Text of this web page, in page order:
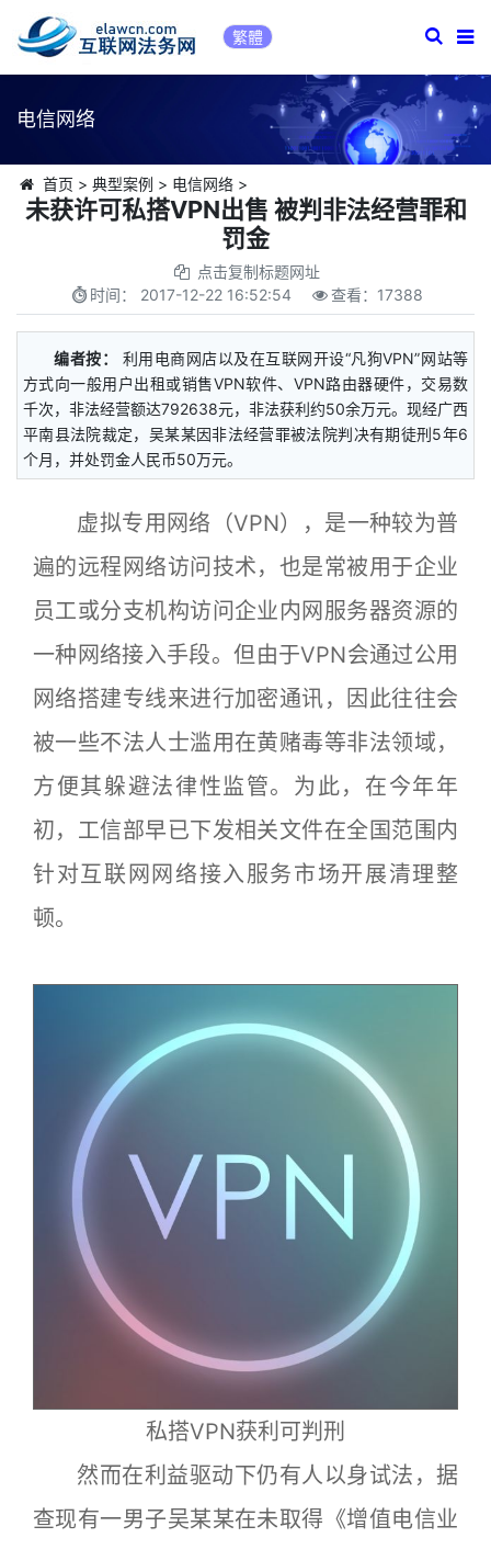
繁體
电信网络
首页 > 典型案例 > 电信网络>
未获许可私搭VPN出售 被判非法经营罪和
罚金
点击复制标题网址
时间： 2017-12-22 16:52:54 查看： 17388
编者按：
利用电商网店以及在互联网开设“凡狗VPN”网站等
方式向一般用户出租或销售VPN软件、VPN路由器硬件，交易数
千次，非法经营额达792638元，非法获利约50余万元。现经广西
平南县法院裁定，吴某某因非法经营罪被法院判决有期徒刑5年6
个月，并处罚金人民币50万元。
虚拟专用网络（VPN），是一种较为普
遍的远程网络访问技术，也是常被用于企业
员工或分支机构访问企业内网服务器资源的
一种网络接入手段。但由于VPN会通过公用
网络搭建专线来进行加密通讯，因此往往会
被一些不法人士滥用在黄赌毒等非法领域，
方便其躲避法律性监管。为此，在今年年
初，工信部早已下发相关文件在全国范围内
针对互联网网络接入服务市场开展清理整
顿。
私搭VPN获利可判刑
然而在利益驱动下仍有人以身试法，据
查现有一男子吴某某在未取得《增值电信业